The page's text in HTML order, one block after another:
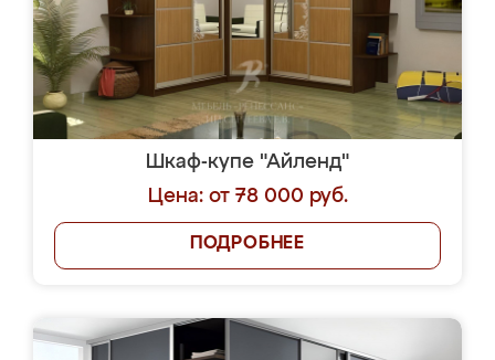
Шкаф-купе "Айленд"
Цена: от 78 000 руб.
ПОДРОБНЕЕ